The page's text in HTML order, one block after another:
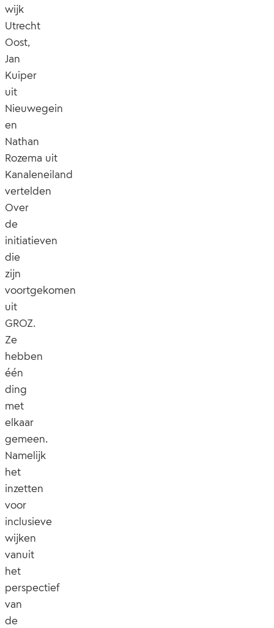
wijk
Utrecht
Oost,
Jan
Kuiper
uit
Nieuwegein
en
Nathan
Rozema uit
Kanaleneiland
vertelden
Over
de
initiatieven
die
zijn
voortgekomen
uit
GROZ.
Ze
hebben
één
ding
met
elkaar
gemeen.
Namelijk
het
inzetten
voor
inclusieve
wijken
vanuit
het
perspectief
van
de